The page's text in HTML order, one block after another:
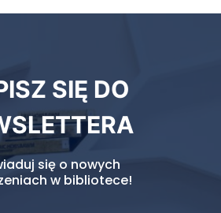
SIĘ DO
się o nowych
w bibliotece!